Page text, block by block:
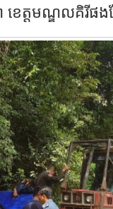
ត្តមណ្ឌលគិរីផង